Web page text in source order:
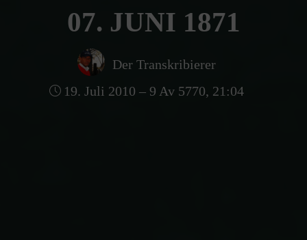
07. JUNI 1871
Der Transkribierer
19. Juli 2010 – 9 Av 5770, 21:04